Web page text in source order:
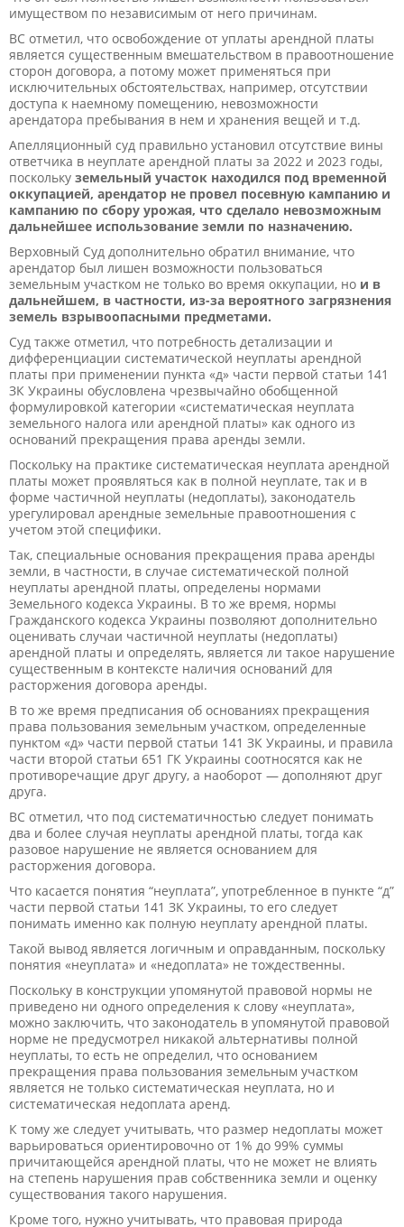
имуществом по независимым от него причинам.
ВС отметил, что освобождение от уплаты арендной платы
является существенным вмешательством в правоотношение
сторон договора, а потому может применяться при
исключительных обстоятельствах, например, отсутствии
доступа к наемному помещению, невозможности
арендатора пребывания в нем и хранения вещей и т.д.
Апелляционный суд правильно установил отсутствие вины
ответчика в неуплате арендной платы за 2022 и 2023 годы,
поскольку земельный участок находился под временной
оккупацией, арендатор не провел посевную кампанию и
кампанию по сбору урожая, что сделало невозможным
дальнейшее использование земли по назначению.
Верховный Суд дополнительно обратил внимание, что
арендатор был лишен возможности пользоваться
земельным участком не только во время оккупации, но и в
дальнейшем, в частности, из-за вероятного загрязнения
земель взрывоопасными предметами.
Суд также отметил, что потребность детализации и
дифференциации систематической неуплаты арендной
платы при применении пункта «д» части первой статьи 141
ЗК Украины обусловлена ​​чрезвычайно обобщенной
формулировкой категории «систематическая неуплата
земельного налога или арендной платы» как одного из
оснований прекращения права аренды земли.
Поскольку на практике систематическая неуплата арендной
платы может проявляться как в полной неуплате, так и в
форме частичной неуплаты (недоплаты), законодатель
урегулировал арендные земельные правоотношения с
учетом этой специфики.
Так, специальные основания прекращения права аренды
земли, в частности, в случае систематической полной
неуплаты арендной платы, определены нормами
Земельного кодекса Украины. В то же время, нормы
Гражданского кодекса Украины позволяют дополнительно
оценивать случаи частичной неуплаты (недоплаты)
арендной платы и определять, является ли такое нарушение
существенным в контексте наличия оснований для
расторжения договора аренды.
В то же время предписания об основаниях прекращения
права пользования земельным участком, определенные
пунктом «д» части первой статьи 141 ЗК Украины, и правила
части второй статьи 651 ГК Украины соотносятся как не
противоречащие друг другу, а наоборот — дополняют друг
друга.
ВС отметил, что под систематичностью следует понимать
два и более случая неуплаты арендной платы, тогда как
разовое нарушение не является основанием для
расторжения договора.
Что касается понятия “неуплата”, употребленное в пункте “д”
части первой статьи 141 ЗК Украины, то его следует
понимать именно как полную неуплату арендной платы.
Такой вывод является логичным и оправданным, поскольку
понятия «неуплата» и «недоплата» не тождественны.
Поскольку в конструкции упомянутой правовой нормы не
приведено ни одного определения к слову «неуплата»,
можно заключить, что законодатель в упомянутой правовой
норме не предусмотрел никакой альтернативы полной
неуплаты, то есть не определил, что основанием
прекращения права пользования земельным участком
является не только систематическая неуплата, но и
систематическая недоплата аренд.
К тому же следует учитывать, что размер недоплаты может
варьироваться ориентировочно от 1% до 99% суммы
причитающейся арендной платы, что не может не влиять
на степень нарушения прав собственника земли и оценку
существования такого нарушения.
Кроме того, нужно учитывать, что правовая природа